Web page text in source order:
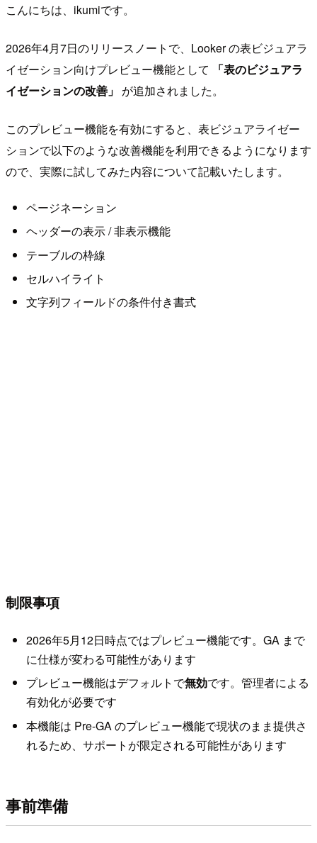
こんにちは、ikumiです。
2026年4月7日のリリースノートで、Looker の表ビジュアラ
イゼーション向けプレビュー機能として
「表のビジュアラ
イゼーションの改善」 が追加されました。
このプレビュー機能を有効にすると、表ビジュアライゼー
ションで以下のような改善機能を利用できるようになります
ので、実際に試してみた内容について記載いたします。
ページネーション
ヘッダーの表示 / 非表示機能
テーブルの枠線
セルハイライト
文字列フィールドの条件付き書式
制限事項
2026年5月12日時点ではプレビュー機能です。GA まで
に仕様が変わる可能性があります
プレビュー機能はデフォルトで無効です。管理者による
有効化が必要です
本機能は Pre-GA のプレビュー機能で現状のまま提供さ
れるため、サポートが限定される可能性があります
事前準備